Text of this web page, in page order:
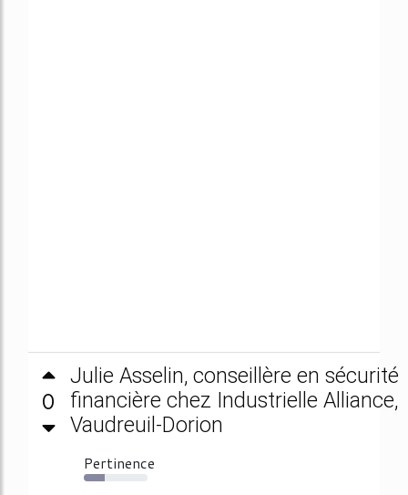
0
Julie Asselin, conseillère en sécurité
financière chez Industrielle Alliance,
Vaudreuil-Dorion
Pertinence
33%